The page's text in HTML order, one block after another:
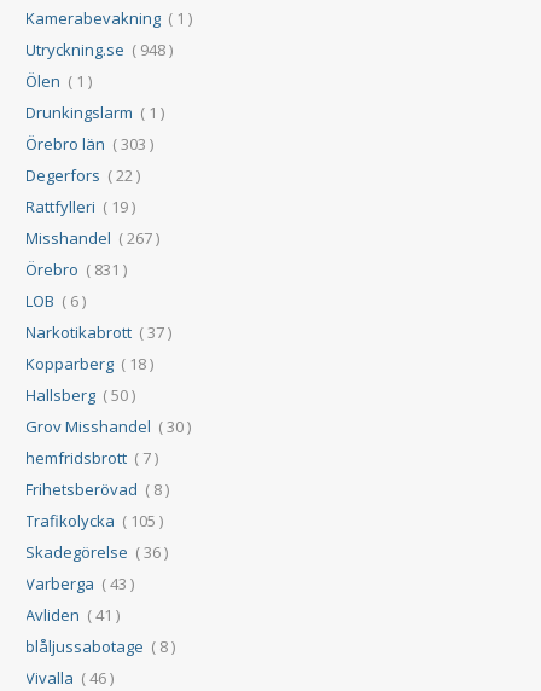
Kamerabevakning ( 1 )
Utryckning.se ( 948 )
Ölen ( 1 )
Drunkingslarm ( 1 )
Örebro län ( 303 )
Degerfors ( 22 )
Rattfylleri ( 19 )
Misshandel ( 267 )
Örebro ( 831 )
LOB ( 6 )
Narkotikabrott ( 37 )
Kopparberg ( 18 )
Hallsberg ( 50 )
Grov Misshandel ( 30 )
hemfridsbrott ( 7 )
Frihetsberövad ( 8 )
Trafikolycka ( 105 )
Skadegörelse ( 36 )
Varberga ( 43 )
Avliden ( 41 )
blåljussabotage ( 8 )
Vivalla ( 46 )